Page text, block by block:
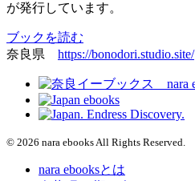
が発行しています。
ブックを読む
奈良県 https://bonodori.studio.site/
© 2026 nara ebooks All Rights Reserved.
nara ebooksとは